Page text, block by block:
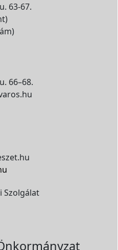
63-67.
66–68.
Szolgálat